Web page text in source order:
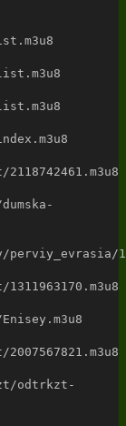
1/
odtrkzt-